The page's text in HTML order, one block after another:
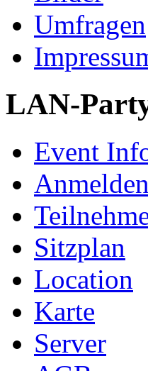
Umfragen
LAN-
Event
Sitzplan
Location
Karte
Server